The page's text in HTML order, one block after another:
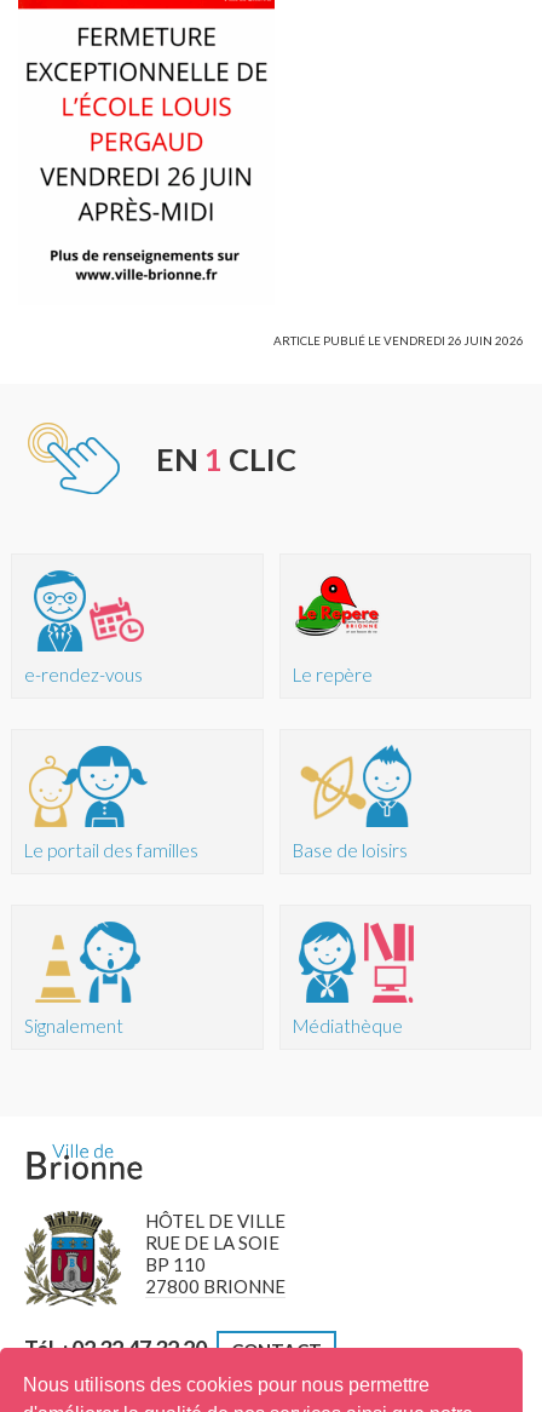
Nous utilisons des cookies pour nous permettre
ARTICLE PUBLIÉ LE VENDREDI 26 JUIN 2026
EN 1 CLIC
e-rendez-vous
Le portail des familles
Signalement
Le repère
Base de loisirs
Médiathèque
HÔTEL DE VILLE
RUE DE LA SOIE
BP 110
27800 BRIONNE
Tél. : 02 32 47 32 20 CONTACT